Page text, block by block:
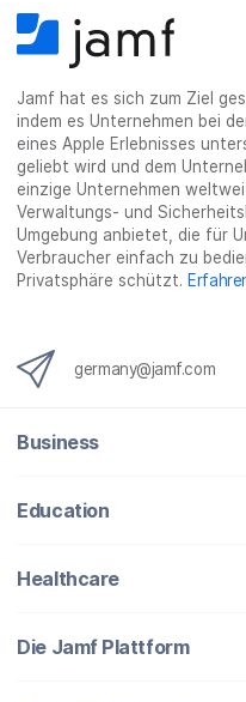
Jamf hat es sich zum Ziel
indem es Unternehmen bei
eines Apple Erlebnisses
geliebt wird und dem
einzige Unternehmen
Verwaltungs- und
Umgebung anbietet, die für
Verbraucher einfach zu
Privatsphäre schützt.
germany@jamf.com
Business
Education
Healthcare
Die Jamf Plattform